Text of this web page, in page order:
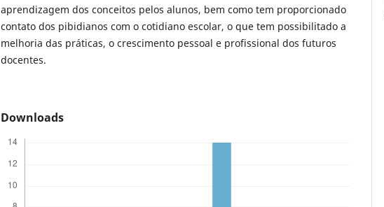
aprendizagem dos conceitos pelos alunos, bem como tem proporcionado
contato dos pibidianos com o cotidiano escolar, o que tem possibilitado a
melhoria das práticas, o crescimento pessoal e profissional dos futuros
docentes.
Downloads